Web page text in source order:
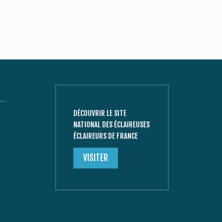
DÉCOUVRIR LE SITE
NATIONAL DES ÉCLAIREUSES
ÉCLAIREURS DE FRANCE
VISITER